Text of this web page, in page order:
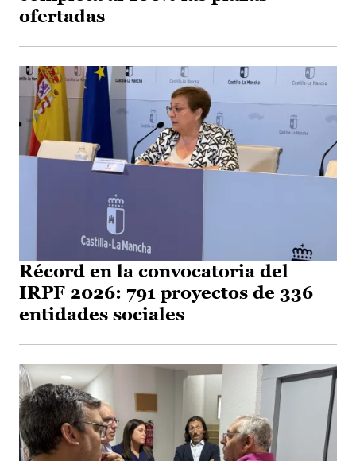
ofertadas
Récord en la convocatoria del
IRPF 2026: 791 proyectos de 336
entidades sociales